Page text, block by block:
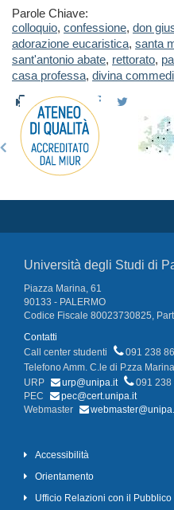
Parole Chiave:
colloquio, confessione, don
adorazione eucaristica, santa
sant'antonio abate, rettorato,
casa professa, divina
Università degli Studi di
Piazza Marina, 61
90133 - PALERMO
Codice Fiscale 80023730825,
Contatti
Call center studenti
091 238
Telefono Amm. C.le di P.zza
URP
urp@unipa.it
091 238
PEC
pec@cert.unipa.it
Webmaster
Accessibilità
Orientamento
Ufficio Relazioni con il Pubblico